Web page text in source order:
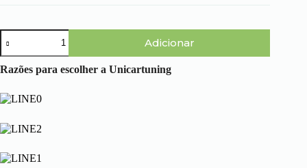
Quantidade
de
BMW
Serie
E36
(90-
-
Cristal
Escurecidos
Adicionar
Razões para escolher a Unicartuning